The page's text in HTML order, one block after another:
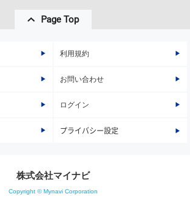
Page Top
利用規約
お問い合わせ
ログイン
プライバシー設定
株式会社マイナビ
Copyright © Mynavi Corporation